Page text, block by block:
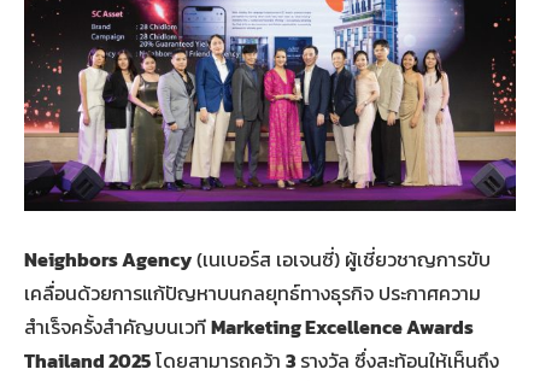
Neighbors Agency(เนเบอร์ส เอเจนซี่) ผู้เชี่ยวชาญการขับ
เคลื่อนด้วยการแก้ปัญหาบนกลยุทธ์ทางธุรกิจ ประกาศความ
สำเร็จครั้งสำคัญบนเวทีMarketing Excellence Awards
Thailand 2025โดยสามารถคว้า 3 รางวัล ซึ่งสะท้อนให้เห็นถึง